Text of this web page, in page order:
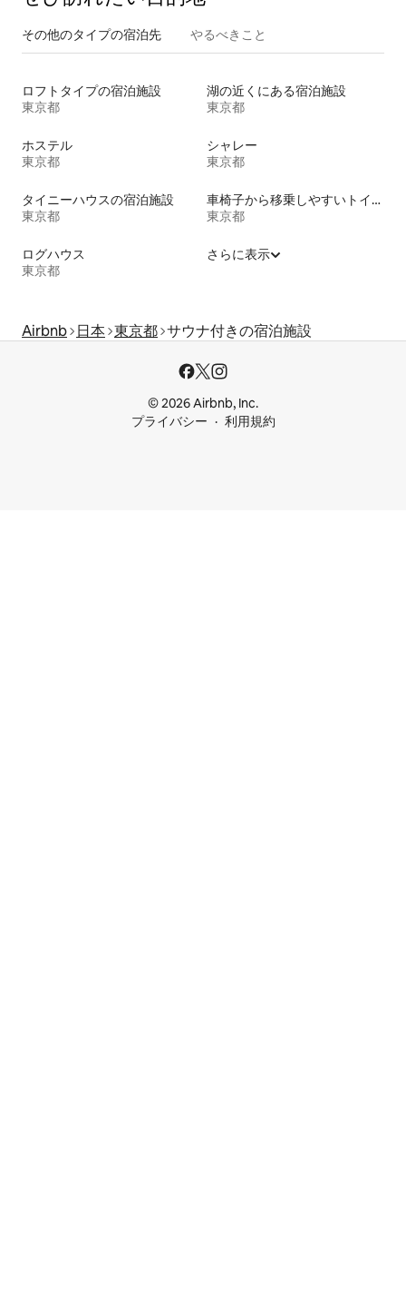
その他のタ⁠イ⁠プ⁠の宿⁠泊⁠先 やるべきこと
ロフトタイプの宿泊施設
東京都
湖の近くにある宿泊施設
東京都
ホステル
東京都
シャレー
東京都
タイニーハウスの宿泊施設
東京都
車椅子から移乗しやすいトイレ付きの宿泊施設
東京都
ログハウス
東京都
さらに表示
Airbnb 日本 東京都 サウナ付きの宿泊施設
© 2026 Airbnb, Inc.
プライバシー
利用規約